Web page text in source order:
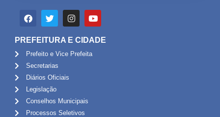
PREFEITURA E CIDADE
Prefeito e Vice Prefeita
Secretarias
Diários Oficiais
Legislação
Conselhos Municipais
Processos Seletivos